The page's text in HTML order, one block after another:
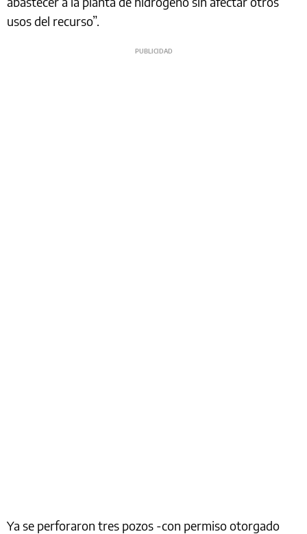
usos del recurso”.
Ya se perforaron tres pozos -con permiso otorgado